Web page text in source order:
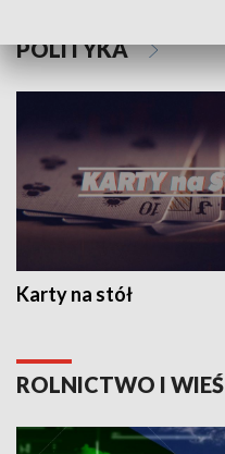
POLITYKA
Karty na stół
ROLNICTWO I WIEŚ